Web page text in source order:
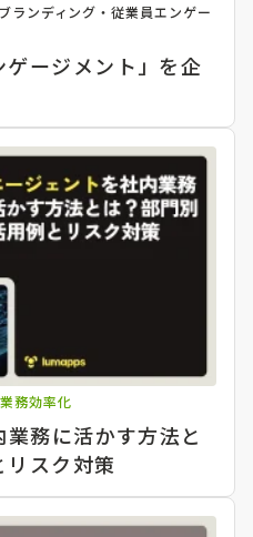
ランディング・従業員エンゲー
ージメント」を企
務効率化
務に活かす方法と
スク対策